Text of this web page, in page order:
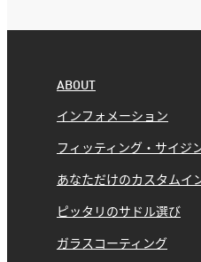
ABOUT
インフォメーション
フィッティング・サイジ
あなただけのカスタムイ
ピッタリのサドル選び
ガラスコーティング